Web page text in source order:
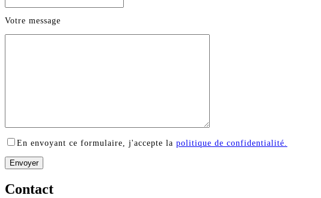
Votre message
En envoyant ce formulaire, j'accepte la politique de confidentialité.
Contact